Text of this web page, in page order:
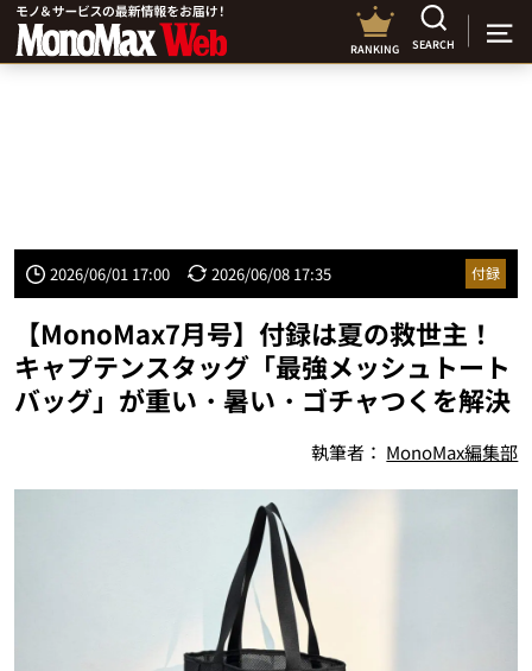
RANKING SEARCH
2026/06/01 17:00 2026/06/08 17:35 付録
【MonoMax7月号】付録は夏の救世主！
キャプテンスタッグ「最強メッシュトート
バッグ」が重い・暑い・ゴチャつくを解決
執筆者： MonoMax編集部